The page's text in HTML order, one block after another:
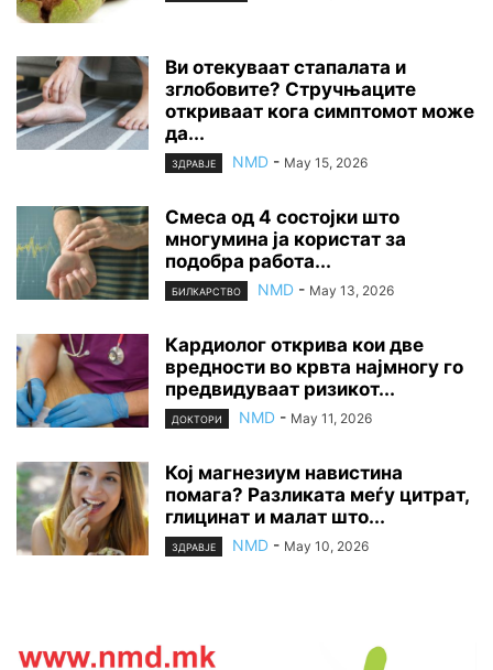
Ви отекуваат стапалата и
зглобовите? Стручњаците
откриваат кога симптомот може
да...
ЗДРАВЈЕ NMD - May 15, 2026
Смеса од 4 состојки што
многумина ја користат за
подобра работа...
БИЛКАРСТВО NMD - May 13, 2026
Кардиолог открива кои две
вредности во крвта најмногу го
предвидуваат ризикот...
ДОКТОРИ NMD - May 11, 2026
Кој магнезиум навистина
помага? Разликата меѓу цитрат,
глицинат и малат што...
ЗДРАВЈЕ NMD - May 10, 2026